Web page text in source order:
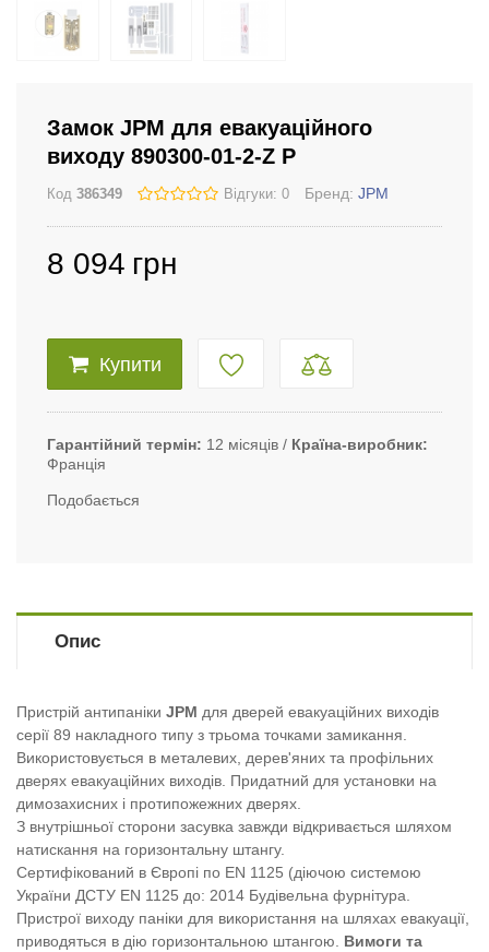
Замок JPM для евакуаційного
виходу 890300-01-2-Z P
Код 386349 Відгуки: 0 Бренд: JPM
8 094 грн
Купити
Гарантійний термін 12 місяців
Країна-виробник
Франція
Подобається
Опис
Пристрій антипаніки JPM для дверей евакуаційних виходів
серії 89 накладного типу з трьома точками замикання.
Використовується в металевих, дерев'яних та профільних
дверях евакуаційних виходів. Придатний для установки на
димозахисних і протипожежних дверях.
З внутрішньої сторони засувка завжди відкривається шляхом
натискання на горизонтальну штангу.
Сертифікований в Європі по EN 1125 (діючою системою
України ДСТУ EN 1125 до: 2014 Будівельна фурнітура.
Пристрої виходу паніки для використання на шляхах евакуації,
приводяться в дію горизонтальною штангою. Вимоги та